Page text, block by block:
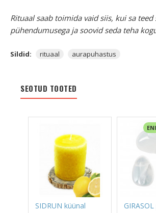
Rituaal saab toimida vaid siis, kui sa teed
pühendumusega ja soovid seda teha
Sildid: rituaal aurapuhastus
SEOTUD TOOTED
SIDRUN küünal